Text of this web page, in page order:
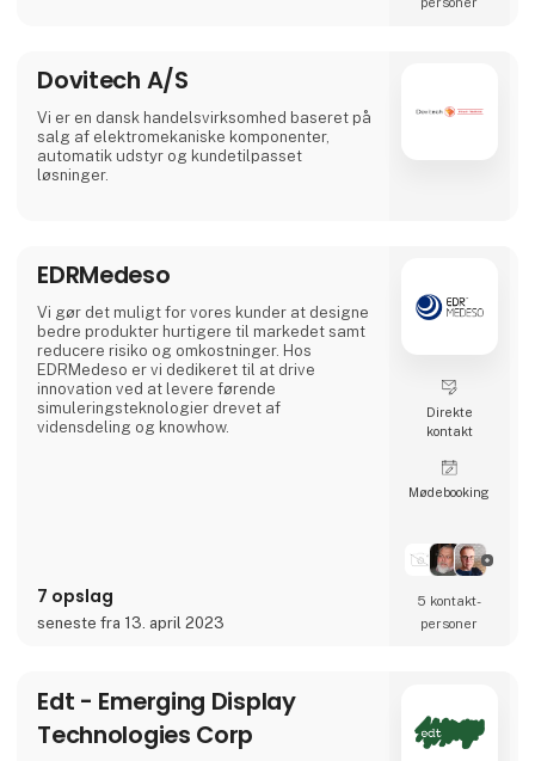
Dovitech A/S
Vi er en dansk handelsvirksomhed baseret på
salg af elektromekaniske komponenter,
automatik udstyr og kundetilpasset
løsninger.
EDRMedeso
Vi gør det muligt for vores kunder at designe
bedre produkter hurtigere til markedet samt
reducere risiko og omkostninger. Hos
EDRMedeso er vi dedikeret til at drive
innovation ved at levere førende
simuleringsteknologier drevet af
vidensdeling og knowhow.
7 opslag
seneste fra 13. april 2023
Direkte
kontakt
Møde­booking
5 kontakt­
personer
Edt - Emerging Display
Technologies Corp